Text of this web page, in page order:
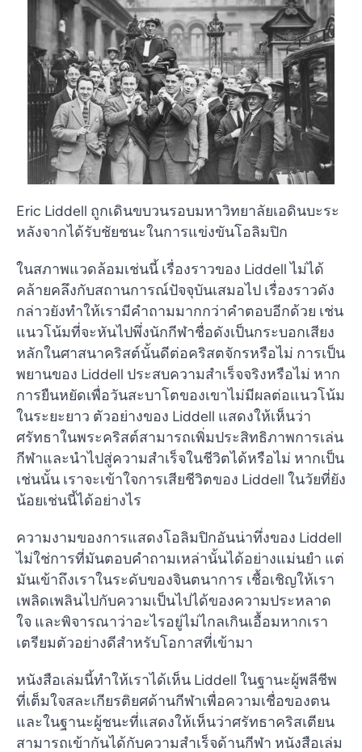
Eric Liddell ถูกเดินขบวนรอบมหาวิทยาลัยเอดินบะระ
หลังจากได้รับชัยชนะในการแข่งขันโอลิมปิก
ในสภาพแวดล้อมเช่นนี้ เรื่องราวของ Liddell ไม่ได้
คล้ายคลึงกับสถานการณ์ปัจจุบันเสมอไป เรื่องราวดัง
กล่าวยังทำให้เรามีคำถามมากกว่าคำตอบอีกด้วย เช่น
แนวโน้มที่จะหันไปพึ่งนักกีฬาชื่อดังเป็นกระบอกเสียง
หลักในศาสนาคริสต์นั้นดีต่อคริสตจักรหรือไม่ การเป็น
พยานของ Liddell ประสบความสำเร็จจริงหรือไม่ หาก
การยืนหยัดเพื่อวันสะบาโตของเขาไม่มีผลต่อแนวโน้ม
ในระยะยาว ตัวอย่างของ Liddell แสดงให้เห็นว่า
ศรัทธาในพระคริสต์สามารถเพิ่มประสิทธิภาพการเล่น
กีฬาและนำไปสู่ความสำเร็จในชีวิตได้หรือไม่ หากเป็น
เช่นนั้น เราจะเข้าใจการเสียชีวิตของ Liddell ในวัยที่ยัง
น้อยเช่นนี้ได้อย่างไร
ความงามของการแสดงโอลิมปิกอันน่าทึ่งของ Liddell
ไม่ใช่การที่มันตอบคำถามเหล่านั้นได้อย่างแม่นยำ แต่
มันเข้าถึงเราในระดับของจินตนาการ เชื้อเชิญให้เรา
เพลิดเพลินไปกับความเป็นไปได้ของความประหลาด
ใจ และพิจารณาว่าอะไรอยู่ไม่ไกลเกินเอื้อมหากเรา
เตรียมตัวอย่างดีสำหรับโอกาสที่เข้ามา
หนังสือเล่มนี้ทำให้เราได้เห็น Liddell ในฐานะผู้พลีชีพ
ที่เต็มใจสละเกียรติยศด้านกีฬาเพื่อความเชื่อของตน
และในฐานะผู้ชนะที่แสดงให้เห็นว่าศรัทธาคริสเตียน
สามารถเข้ากันได้กับความสำเร็จด้านกีฬา หนังสือเล่ม